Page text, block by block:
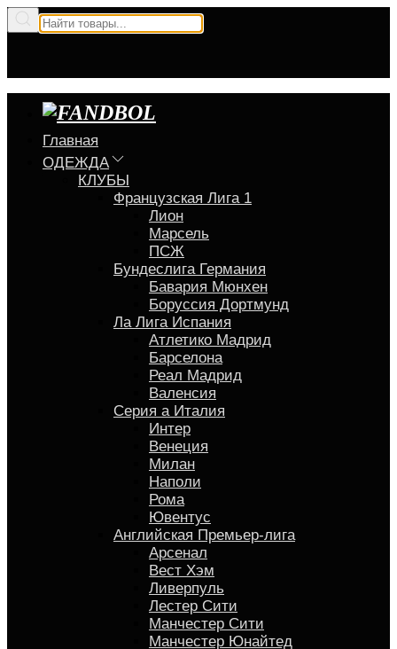
Главная
ОДЕЖДА
КЛУБЫ
Французская Лига 1
Лион
Марсель
ПСЖ
Бундеслига Германия
Бавария Мюнхен
Боруссия Дортмунд
Ла Лига Испания
Атлетико Мадрид
Барселона
Реал Мадрид
Валенсия
Серия a Италия
Интер
Венеция
Милан
Наполи
Рома
Ювентус
Английская Премьер-лига
Арсенал
Вест Хэм
Ливерпуль
Лестер Сити
Манчестер Сити
Манчестер Юнайтед